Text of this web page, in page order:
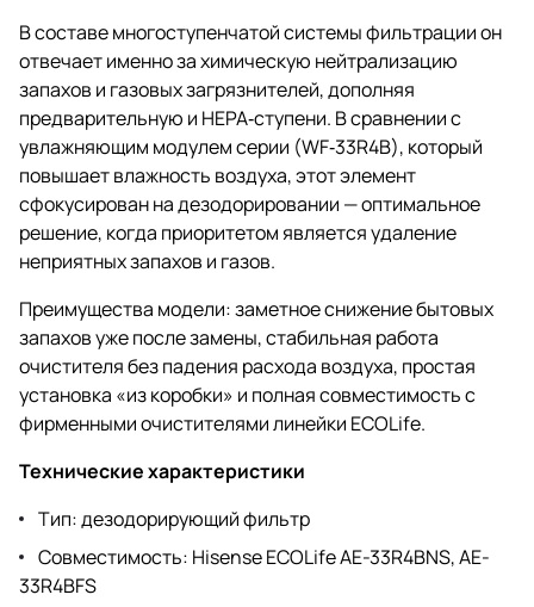
В составе многоступенчатой системы фильтрации он
отвечает именно за химическую нейтрализацию
запахов и газовых загрязнителей, дополняя
предварительную и HEPA‑ступени. В сравнении с
увлажняющим модулем серии (WF‑33R4B), который
повышает влажность воздуха, этот элемент
сфокусирован на дезодорировании — оптимальное
решение, когда приоритетом является удаление
неприятных запахов и газов.
Преимущества модели: заметное снижение бытовых
запахов уже после замены, стабильная работа
очистителя без падения расхода воздуха, простая
установка «из коробки» и полная совместимость с
фирменными очистителями линейки ECOLife.
Технические характеристики
Тип: дезодорирующий фильтр
Совместимость: Hisense ECOLife AE-33R4BNS, AE-
33R4BFS